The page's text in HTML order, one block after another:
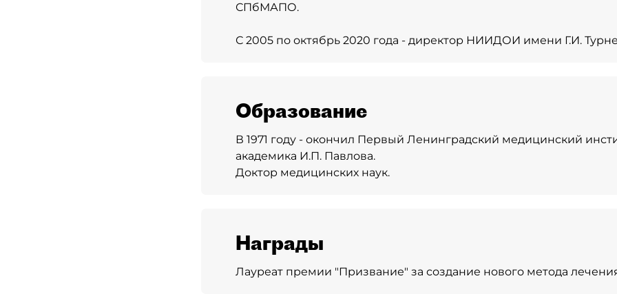
СПбМАПО.
С 2005 по октябрь 2020 года - директор НИИДОИ имени Г.И.
Образование
В 1971 году - окончил Первый Ленинградский медицинский
академика И.П. Павлова.
Доктор медицинских наук.
Награды
Лауреат премии "Призвание" за создание нового метода